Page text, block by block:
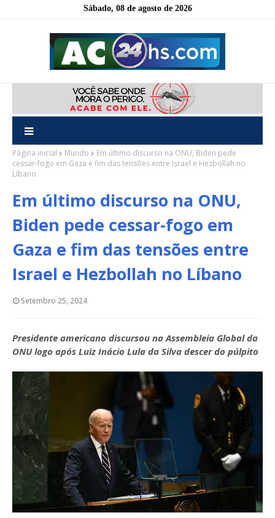
Sábado, 08 de agosto de 2026
Página inicial Mundo
Em último discurso na ONU, Biden pede
cessar-fogo em Gaza e fim das tensões entre Israel e Hezbollah no
Líbano
Em último discurso na ONU,
Biden pede cessar-fogo em
Gaza e fim das tensões entre
Israel e Hezbollah no Líbano
Setembro 25, 2024
Presidente americano discursou na Assembleia Global da
ONU logo após Luiz Inácio Lula da Silva descer do púlpito